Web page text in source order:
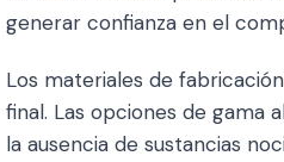
generar confianza en el
Los materiales de
final. Las opciones de gama
la ausencia de sustancias